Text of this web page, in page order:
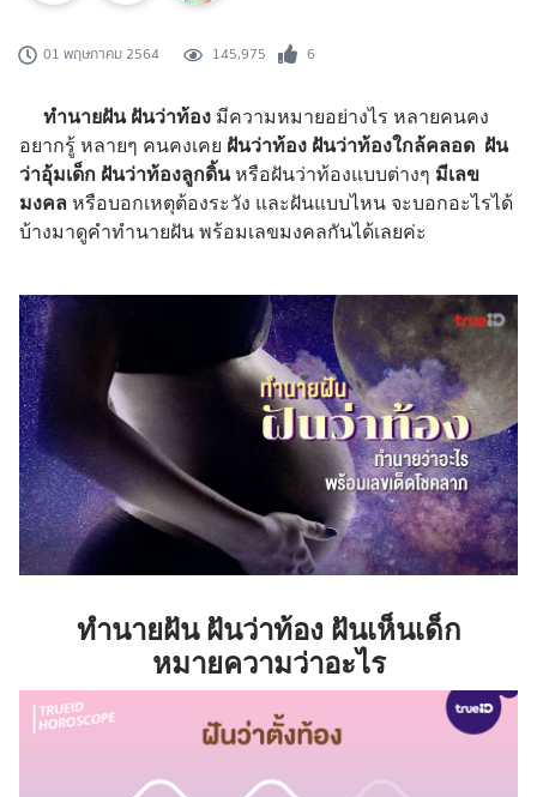
01 พฤษภาคม 2564 145,975 6
ทำนายฝัน ฝันว่าท้อง มีความหมายอย่างไร หลายคนคง
อยากรู้ หลายๆ คนคงเคย ฝันว่าท้อง ฝันว่าท้องใกล้คลอด ฝัน
ว่าอุ้มเด็ก ฝันว่าท้องลูกดิ้นหรือฝันว่าท้องแบบต่างๆ มีเลข
มงคล หรือบอกเหตุต้องระวัง และฝันแบบไหน จะบอกอะไรได้
บ้างมาดูคำทำนายฝัน พร้อมเลขมงคลกันได้เลยค่ะ
ทำนายฝัน ฝันว่าท้อง ฝันเห็นเด็ก
หมายความว่าอะไร